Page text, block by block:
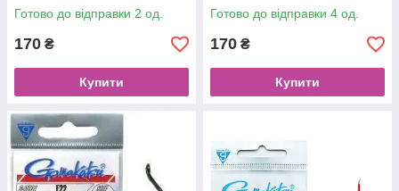
Готово до відправки 2 од.
170 ₴
Купити
Готово до відправки 4 од.
170 ₴
Купити